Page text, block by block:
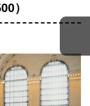
）